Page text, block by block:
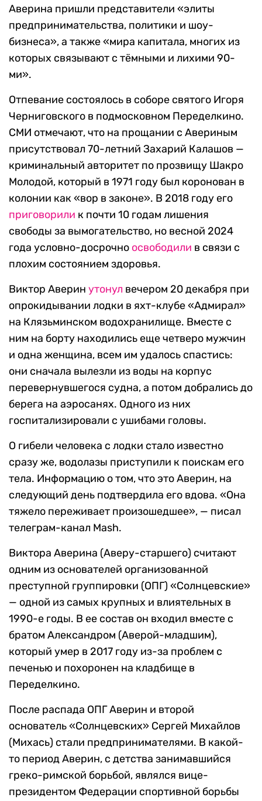
Аверина пришли представители «элиты
предпринимательства, политики и шоу-
бизнеса», а также «мира капитала, многих из
которых связывают с тёмными и лихими 90-
ми».
Отпевание состоялось в соборе святого Игоря
Черниговского в подмосковном Переделкино.
СМИ отмечают, что на прощании с Авериным
присутствовал 70-летний Захарий Калашов —
криминальный авторитет по прозвищу Шакро
Молодой, который в 1971 году был коронован в
колонии как «вор в законе». В 2018 году его
приговорили к почти 10 годам лишения
свободы за вымогательство, но весной 2024
года условно-досрочно освободили в связи с
плохим состоянием здоровья.
Виктор Аверин утонул вечером 20 декабря при
опрокидывании лодки в яхт-клубе «Адмирал»
на Клязьминском водохранилище. Вместе с
ним на борту находились еще четверо мужчин
и одна женщина, всем им удалось спастись:
они сначала вылезли из воды на корпус
перевернувшегося судна, а потом добрались до
берега на аэросанях. Одного из них
госпитализировали с ушибами головы.
О гибели человека с лодки стало известно
сразу же, водолазы приступили к поискам его
тела. Информацию о том, что это Аверин, на
следующий день подтвердила его вдова. «Она
тяжело переживает произошедшее», — писал
телеграм-канал Mash.
Виктора Аверина (Аверу-старшего) считают
одним из основателей организованной
преступной группировки (ОПГ) «Солнцевские»
— одной из самых крупных и влиятельных в
1990-е годы. В ее состав он входил вместе с
братом Александром (Аверой-младшим),
который умер в 2017 году из-за проблем с
печенью и похоронен на кладбище в
Переделкино.
После распада ОПГ Аверин и второй
основатель «Солнцевских» Сергей Михайлов
(Михась) стали предпринимателями. В какой-
то период Аверин, с детства занимавшийся
греко-римской борьбой, являлся вице-
президентом Федерации спортивной борьбы